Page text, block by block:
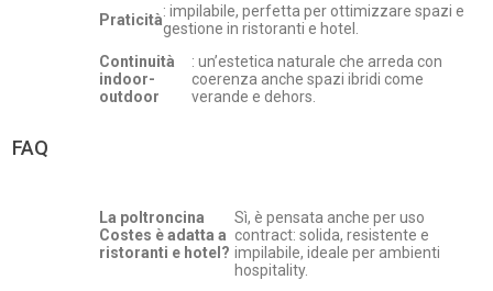
Praticità: impilabile, perfetta per ottimizzare spazi e
gestione in ristoranti e hotel.
Continuità
indoor-
outdoor
: un’estetica naturale che arreda con
coerenza anche spazi ibridi come
verande e dehors.
FAQ
La poltroncina
Costes è adatta a
ristoranti e hotel?
Sì, è pensata anche per uso
contract: solida, resistente e
impilabile, ideale per ambienti
hospitality.